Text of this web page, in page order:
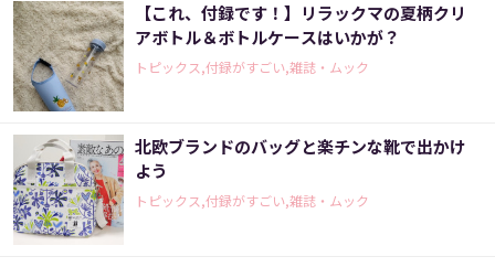
【これ、付録です！】リラックマの夏柄クリ
アボトル＆ボトルケースはいかが？
トピックス,付録がすごい,雑誌・ムック
北欧ブランドのバッグと楽チンな靴で出かけ
よう
トピックス,付録がすごい,雑誌・ムック